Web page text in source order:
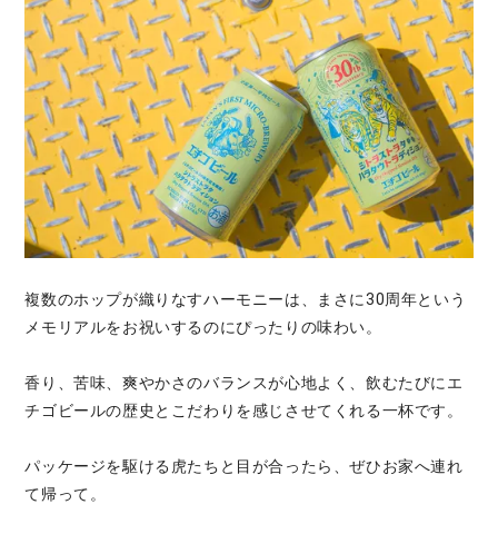
複数のホップが織りなすハーモニーは、まさに30周年という
メモリアルをお祝いするのにぴったりの味わい。
香り、苦味、爽やかさのバランスが心地よく、飲むたびにエ
チゴビールの歴史とこだわりを感じさせてくれる一杯です。
パッケージを駆ける虎たちと目が合ったら、ぜひお家へ連れ
て帰って。